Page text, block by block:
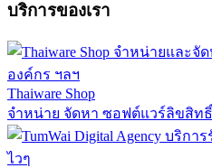
บริการของเรา
Thaiware Shop
จำหน่าย จัดหา ซอฟต์แวร์ลิขสิท